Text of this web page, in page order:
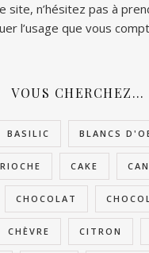
site, n’hésitez pas à
l’usage que vous
VOUS CHERCHEZ…
BASILIC BLANCS
CAKE
CHOCOLAT
CHÈVRE CITRON